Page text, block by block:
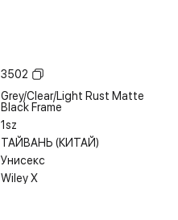
3502
Grey/Clear/Light Rust Matte
Black Frame
1sz
ТАЙВАНЬ (КИТАЙ)
Унисекс
Wiley X